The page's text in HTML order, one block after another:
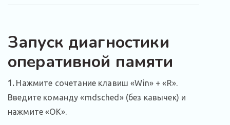
Запуск диагностики
оперативной памяти
1.Нажмите сочетание клавиш «Win» + «R».
Введите команду «mdsched» (без кавычек) и
нажмите «ОК».